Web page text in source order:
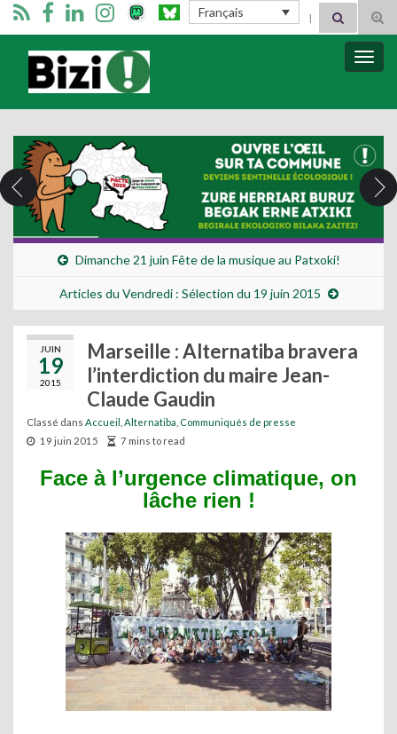
Français Search for:
Bizimugi
Dimanche 21 juin Fête de la musique au Patxoki!
Articles du Vendredi : Sélection du 19 juin 2015
JUIN
19
2015
Marseille : Alternatiba bravera
l’interdiction du maire Jean-
Claude Gaudin
Classé dans Accueil Alternatiba Communiqués de presse
19 juin 2015
7 mins to read
Face à l’urgence climatique, on
lâche rien !